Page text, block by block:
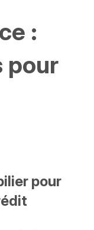
:
pour
pour